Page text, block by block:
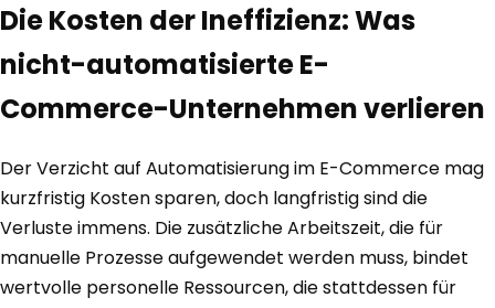
Die Kosten der Ineffizienz: Was
nicht-automatisierte E-
Commerce-Unternehmen verlieren
Der Verzicht auf Automatisierung im E-Commerce mag
kurzfristig Kosten sparen, doch langfristig sind die
Verluste immens. Die zusätzliche Arbeitszeit, die für
manuelle Prozesse aufgewendet werden muss, bindet
wertvolle personelle Ressourcen, die stattdessen für